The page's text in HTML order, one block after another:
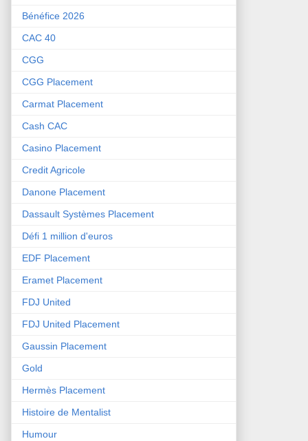
Bénéfice 2026
CAC 40
CGG
CGG Placement
Carmat Placement
Cash CAC
Casino Placement
Credit Agricole
Danone Placement
Dassault Systèmes Placement
Défi 1 million d'euros
EDF Placement
Eramet Placement
FDJ United
FDJ United Placement
Gaussin Placement
Gold
Hermès Placement
Histoire de Mentalist
Humour